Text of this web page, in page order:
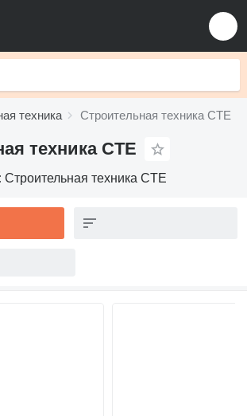
техника Строительная техника CTE
техника CTE
Строительная техника CTE